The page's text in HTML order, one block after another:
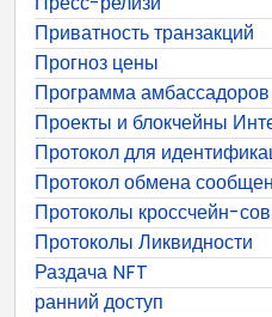
Приватность транзакций
Прогноз цены
Программа амбассадоров
Проекты и блокчейны
Протокол для
Протокол обмена
Протоколы кроссчейн-
Протоколы Ликвидности
Раздача NFT
ранний доступ